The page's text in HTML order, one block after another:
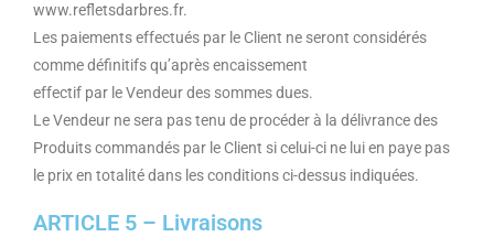
www.refletsdarbres.fr.
Les paiements effectués par le Client ne seront considérés
comme définitifs qu’après encaissement
effectif par le Vendeur des sommes dues.
Le Vendeur ne sera pas tenu de procéder à la délivrance des
Produits commandés par le Client si celui-ci ne lui en paye pas
le prix en totalité dans les conditions ci-dessus indiquées.
ARTICLE 5 – Livraisons